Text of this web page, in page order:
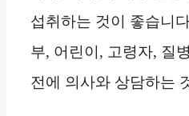
섭취하는 것이 좋습니
부, 어린이, 고령자, 질
전에 의사와 상담하는